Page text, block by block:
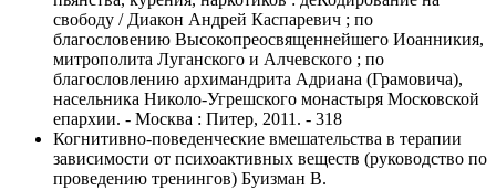
свободу / Диакон Андрей Каспаревич ; по
благословению Высокопреосвященнейшего Иоанникия,
митрополита Луганского и Алчевского ; по
благословлению архимандрита Адриана (Грамовича),
насельника Николо-Угрешского монастыря Московской
епархии. - Москва : Питер, 2011. - 318
Когнитивно-поведенческие вмешательства в терапии
зависимости от психоактивных веществ (руководство по
проведению тренингов) Буизман В.